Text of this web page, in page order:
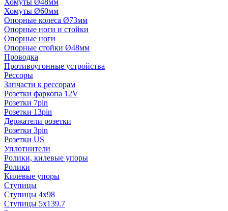
Хомуты Ø48мм
Хомуты Ø60мм
Опорные колеса Ø73мм
Опорные ноги и стойки
Опорные ноги
Опорные стойки Ø48мм
Проводка
Противоугонные устройства
Рессоры
Запчасти к рессорам
Розетки фаркопа 12V
Розетки 7pin
Розетки 13pin
Держатели розетки
Розетки 3pin
Розетки US
Уплотнители
Ролики, килевые упоры
Ролики
Килевые упоры
Ступицы
Ступицы 4x98
Ступицы 5x139.7